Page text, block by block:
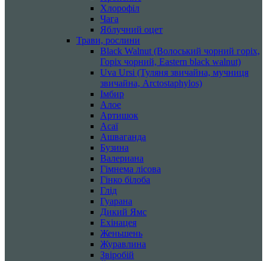
Хлорофіл
Чага
Яблучний оцет
Трави, рослини
Black Walnut (Волоський чорний горіх,
Горіх чорний, Eastern black walnut)
Uva Ursi (Туляня звичайна, мучниця
звичайна, Arctostaphylos)
Імбир
Алое
Артишок
Асаї
Ашваганда
Бузина
Валериана
Гімнема лісова
Гінко білоба
Глід
Гуарана
Дикий Ямс
Ехінацея
Женьшень
Журавлина
Звіробій